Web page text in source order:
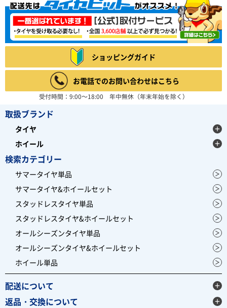
ショッピングガイド
お電話でのお問い合わせはこちら
受付時間：9:00～18:00 年中無休（年末年始を除く）
取扱ブランド
タイヤ
ホイール
検索カテゴリー
サマータイヤ単品
サマータイヤ&ホイールセット
スタッドレスタイヤ単品
スタッドレスタイヤ&ホイールセット
オールシーズンタイヤ単品
オールシーズンタイヤ&ホイールセット
ホイール単品
配送について
返品・交換について